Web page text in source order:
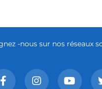
-nous sur nos réseaux